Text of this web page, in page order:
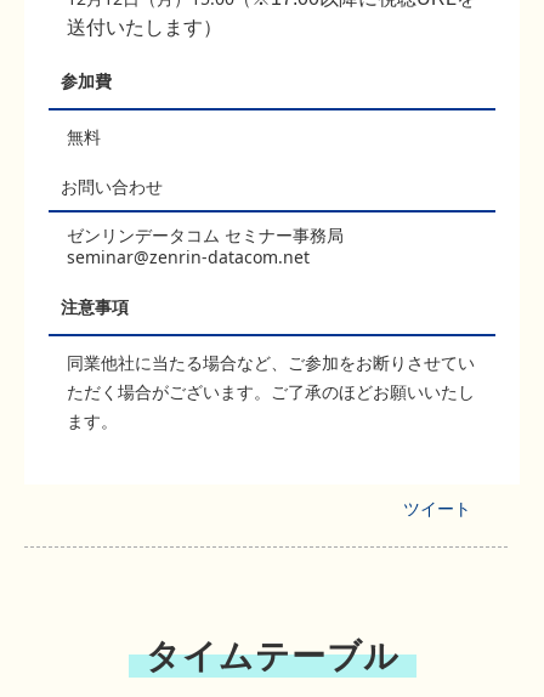
送付いたします）
参加費
無料
お問い合わせ
ゼンリンデータコム セミナー事務局
seminar@zenrin-datacom.net
注意事項
同業他社に当たる場合など、ご参加をお断りさせてい
ただく場合がございます。ご了承のほどお願いいたし
ます。
ツイート
タイムテーブル